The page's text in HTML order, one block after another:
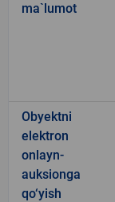
ma`lumot
Obyektni
elektron
onlayn-
auksionga
qo‘yish